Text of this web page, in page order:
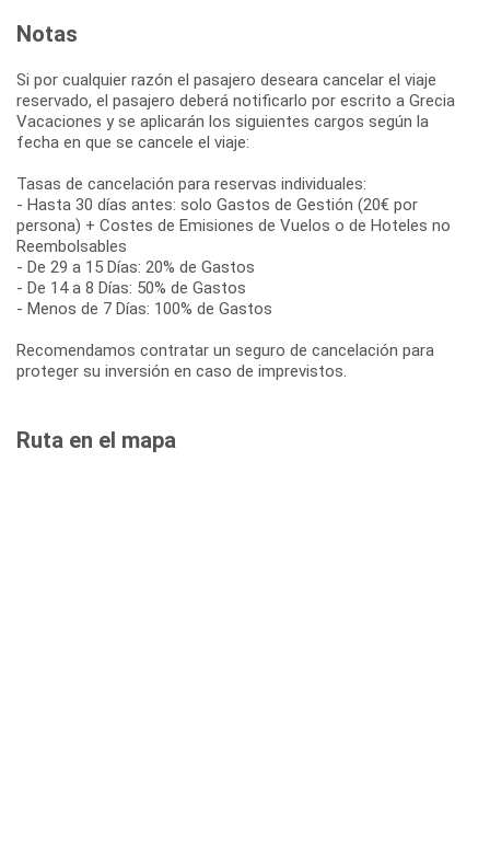
Notas
Si por cualquier razón el pasajero deseara cancelar el viaje
reservado, el pasajero deberá notificarlo por escrito a Grecia
Vacaciones y se aplicarán los siguientes cargos según la
fecha en que se cancele el viaje:
Tasas de cancelación para reservas individuales:
- Hasta 30 días antes: solo Gastos de Gestión (20€ por
persona) + Costes de Emisiones de Vuelos o de Hoteles no
Reembolsables
- De 29 a 15 Días: 20% de Gastos
- De 14 a 8 Días: 50% de Gastos
- Menos de 7 Días: 100% de Gastos
Recomendamos contratar un seguro de cancelación para
proteger su inversión en caso de imprevistos.
Ruta en el mapa